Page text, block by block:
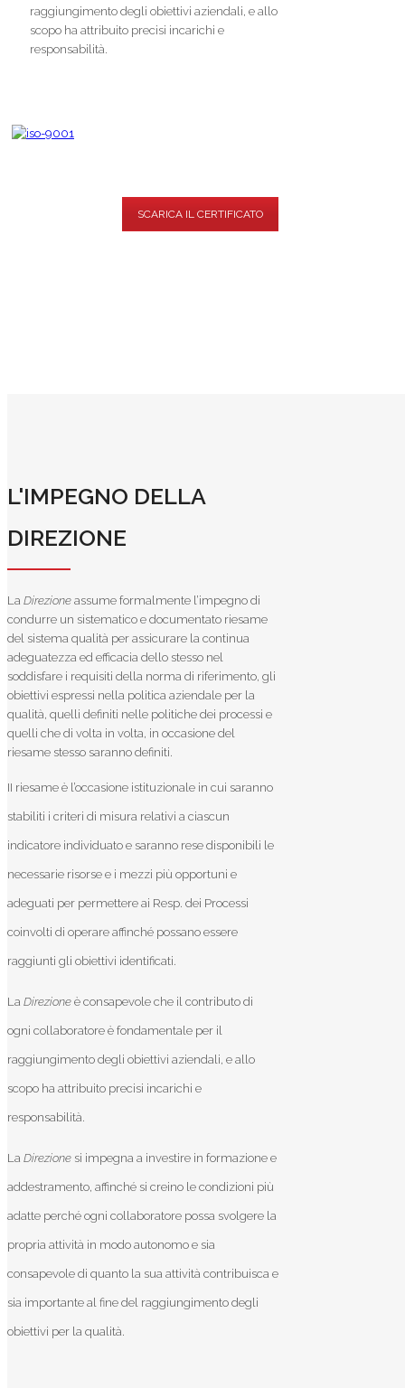
raggiungimento degli obiettivi aziendali, e allo
scopo ha attribuito precisi incarichi e
responsabilità.
SCARICA IL CERTIFICATO
L'IMPEGNO DELLA
DIREZIONE
La Direzione assume formalmente l’impegno di
condurre un sistematico e documentato riesame
del sistema qualità per assicurare la continua
adeguatezza ed efficacia dello stesso nel
soddisfare i requisiti della norma di riferimento, gli
obiettivi espressi nella politica aziendale per la
qualità, quelli definiti nelle politiche dei processi e
quelli che di volta in volta, in occasione del
riesame stesso saranno definiti.
II riesame è l’occasione istituzionale in cui saranno
stabiliti i criteri di misura relativi a ciascun
indicatore individuato e saranno rese disponibili le
necessarie risorse e i mezzi più opportuni e
adeguati per permettere ai Resp. dei Processi
coinvolti di operare affinché possano essere
raggiunti gli obiettivi identificati.
La Direzione è consapevole che il contributo di
ogni collaboratore è fondamentale per il
raggiungimento degli obiettivi aziendali, e allo
scopo ha attribuito precisi incarichi e
responsabilità.
La Direzione si impegna a investire in formazione e
addestramento, affinché si creino le condizioni più
adatte perché ogni collaboratore possa svolgere la
propria attività in modo autonomo e sia
consapevole di quanto la sua attività contribuisca e
sia importante al fine del raggiungimento degli
obiettivi per la qualità.